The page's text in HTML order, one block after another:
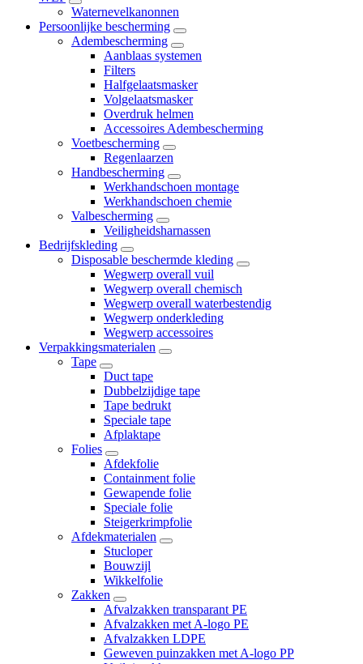
Waternevelkanonnen
Persoonlijke bescherming
Adembescherming
Aanblaas systemen
Filters
Halfgelaatsmasker
Volgelaatsmasker
Overdruk helmen
Accessoires Adembescherming
Voetbescherming
Regenlaarzen
Handbescherming
Werkhandschoen montage
Werkhandschoen chemie
Valbescherming
Veiligheidsharnassen
Bedrijfskleding
Disposable beschermde kleding
Wegwerp overall vuil
Wegwerp overall chemisch
Wegwerp overall waterbestendig
Wegwerp onderkleding
Wegwerp accessoires
Verpakkingsmaterialen
Tape
Duct tape
Dubbelzijdige tape
Tape bedrukt
Speciale tape
Afplaktape
Folies
Afdekfolie
Containment folie
Gewapende folie
Speciale folie
Steigerkrimpfolie
Afdekmaterialen
Stucloper
Bouwzijl
Wikkelfolie
Zakken
Afvalzakken transparant PE
Afvalzakken met A-logo PE
Afvalzakken LDPE
Geweven puinzakken met A-logo PP